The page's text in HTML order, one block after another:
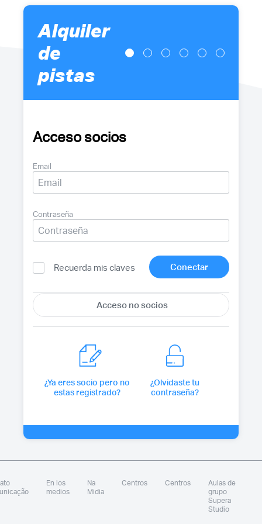
Alquiler
de
pistas
Acceso socios
Email
Contraseña
Recuerda mis claves
¿Ya eres socio pero no
estas registrado?
¿Olvidaste tu
contraseña?
En los
medios
Na
Midia
Centros Centros
Aulas de
grupo
Supera
Studio